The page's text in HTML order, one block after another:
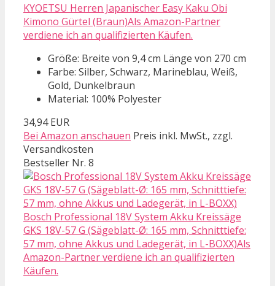
KYOETSU Herren Japanischer Easy Kaku Obi
Kimono Gürtel (Braun)Als Amazon-Partner
verdiene ich an qualifizierten Käufen.
Größe: Breite von 9,4 cm Länge von 270 cm
Farbe: Silber, Schwarz, Marineblau, Weiß,
Gold, Dunkelbraun
Material: 100% Polyester
34,94 EUR
Bei Amazon anschauen Preis inkl. MwSt., zzgl.
Versandkosten
Bestseller Nr. 8
Bosch Professional 18V System Akku Kreissäge
GKS 18V-57 G (Sägeblatt-Ø: 165 mm, Schnitttiefe:
57 mm, ohne Akkus und Ladegerät, in L-BOXX)Als
Amazon-Partner verdiene ich an qualifizierten
Käufen.